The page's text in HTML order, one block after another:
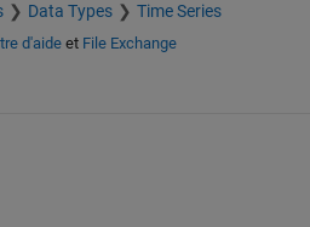
Data Types Time Series
d'aideet File Exchange